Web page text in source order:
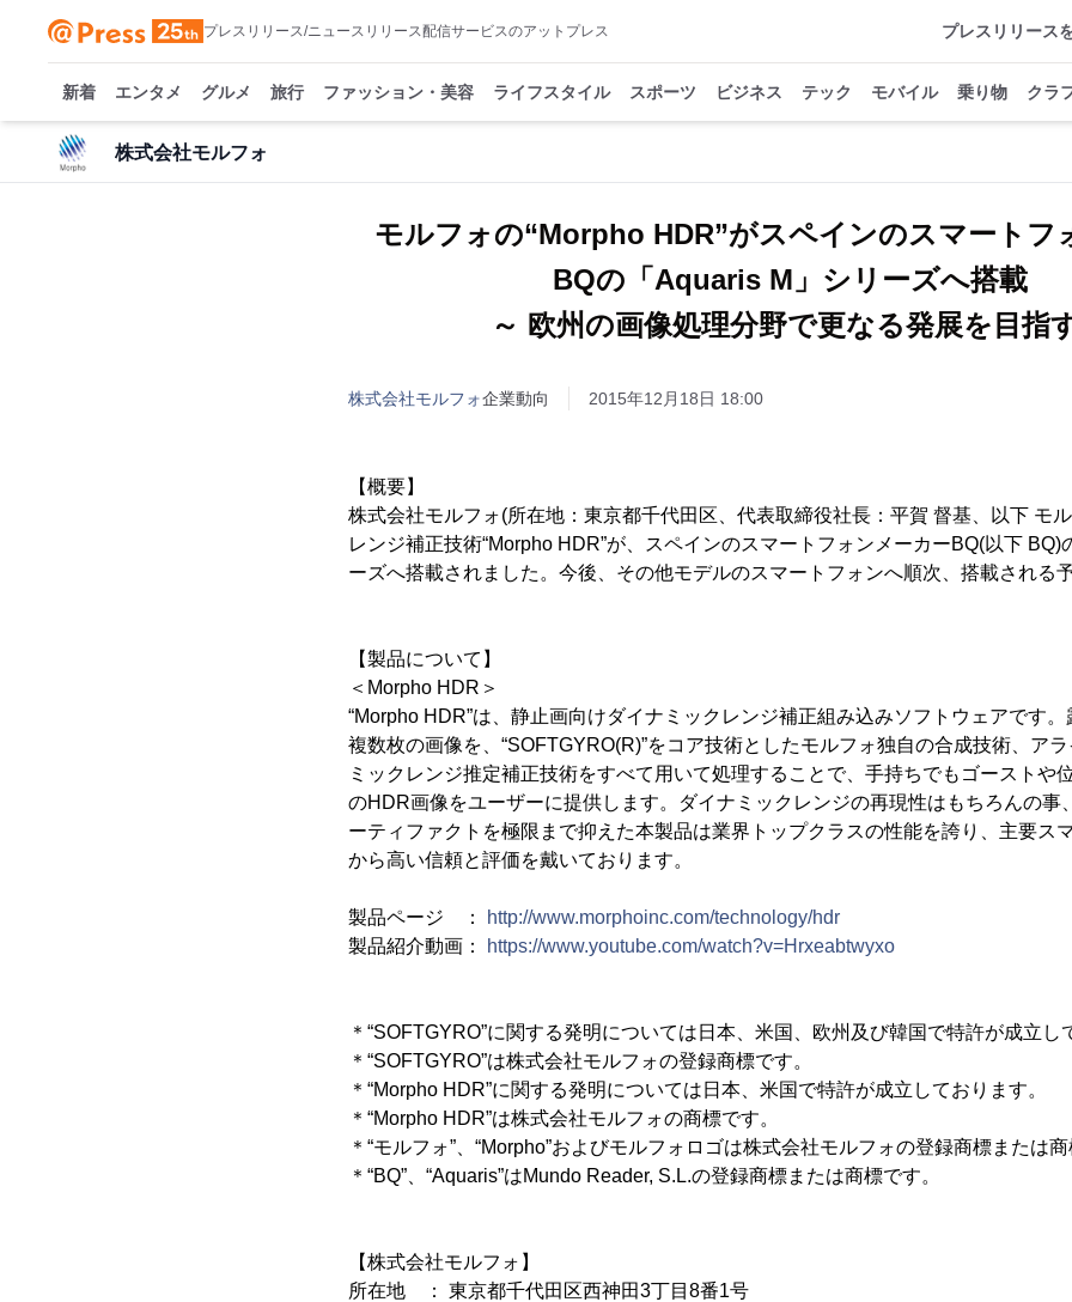
プレスリリース/ニュースリリース配信サービスのアットプレス プレスリリース
新着 エンタメ グルメ 旅行 ファッション・美容 ライフスタイル スポーツ ビジネス テック モバイル 乗り物 クラ
株式会社モルフォ
モルフォの“Morpho HDR”がスペインのスマートフ
BQの「Aquaris M」シリーズへ搭載
～ 欧州の画像処理分野で更なる発展を目指
株式会社モルフォ企業動向 2015年12月18日 18:00
【概要】
株式会社モルフォ(所在地：東京都千代田区、代表取締役社長：平賀 督基、以下 モ
レンジ補正技術“Morpho HDR”が、スペインのスマートフォンメーカーBQ(以下 BQ)
ーズへ搭載されました。今後、その他モデルのスマートフォンへ順次、搭載される予
【製品について】
＜Morpho HDR＞
“Morpho HDR”は、静止画向けダイナミックレンジ補正組み込みソフトウェアです
複数枚の画像を、“SOFTGYRO(R)”をコア技術としたモルフォ独自の合成技術、ア
ミックレンジ推定補正技術をすべて用いて処理することで、手持ちでもゴーストや
のHDR画像をユーザーに提供します。ダイナミックレンジの再現性はもちろんの事
ーティファクトを極限まで抑えた本製品は業界トップクラスの性能を誇り、主要ス
から高い信頼と評価を戴いております。
製品ページ ：
http://www.morphoinc.com/technology/hdr
製品紹介動画：
https://www.youtube.com/watch?v=Hrxeabtwyxo
＊“SOFTGYRO”に関する発明については日本、米国、欧州及び韓国で特許が成立し
＊“SOFTGYRO”は株式会社モルフォの登録商標です。
＊“Morpho HDR”に関する発明については日本、米国で特許が成立しております。
＊“Morpho HDR”は株式会社モルフォの商標です。
＊“モルフォ”、“Morpho”およびモルフォロゴは株式会社モルフォの登録商標または商
＊“BQ”、“Aquaris”はMundo Reader, S.L.の登録商標または商標です。
【株式会社モルフォ】
所在地 ： 東京都千代田区西神田3丁目8番1号